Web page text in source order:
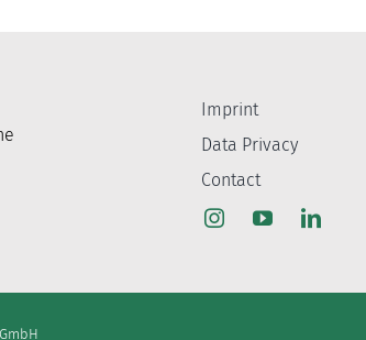
Imprint
Data Privacy
Contact